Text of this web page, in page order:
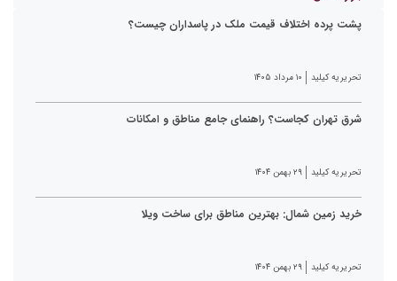
پشت پرده اختلاف قیمت ملک در پاسداران چیست؟
تحریریه کیلید ۱۰ مرداد ۱۴۰۵
شرق تهران کجاست؟ راهنمای جامع مناطق و امکانات
تحریریه کیلید ۲۹ بهمن ۱۴۰۴
خرید زمین شمال: بهترین مناطق برای ساخت ویلا
تحریریه کیلید ۲۹ بهمن ۱۴۰۴